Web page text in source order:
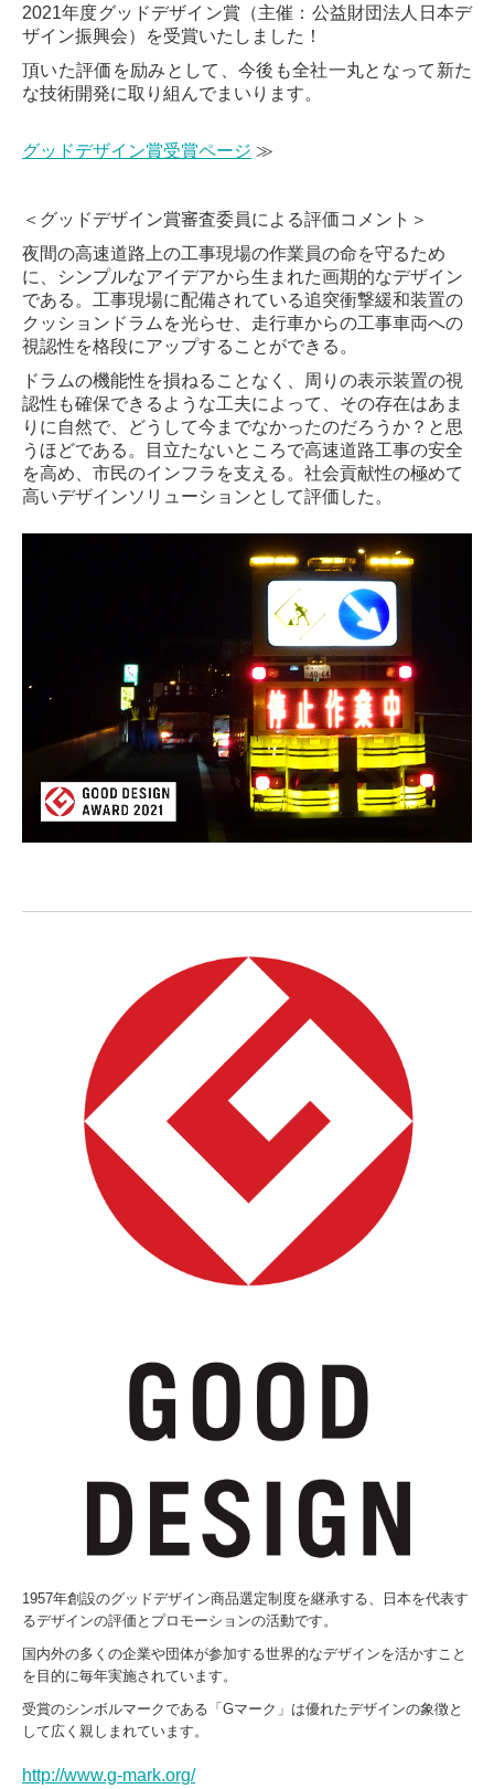
2021年度グッドデザイン賞（主催：公益財団法人日本デ
ザイン振興会）を受賞いたしました！
頂いた評価を励みとして、今後も全社一丸となって新た
な技術開発に取り組んでまいります。
グッドデザイン賞受賞ページ ≫
＜グッドデザイン賞審査委員による評価コメント＞
夜間の高速道路上の工事現場の作業員の命を守るため
に、シンプルなアイデアから生まれた画期的なデザイン
である。工事現場に配備されている追突衝撃緩和装置の
クッションドラムを光らせ、走行車からの工事車両への
視認性を格段にアップすることができる。
ドラムの機能性を損ねることなく、周りの表示装置の視
認性も確保できるような工夫によって、その存在はあま
りに自然で、どうして今までなかったのだろうか？と思
うほどである。目立たないところで高速道路工事の安全
を高め、市民のインフラを支える。社会貢献性の極めて
高いデザインソリューションとして評価した。
1957年創設のグッドデザイン商品選定制度を継承する、日本を代表す
るデザインの評価とプロモーションの活動です。
国内外の多くの企業や団体が参加する世界的なデザインを活かすこと
を目的に毎年実施されています。
受賞のシンボルマークである「Gマーク」は優れたデザインの象徴と
して広く親しまれています。
http://www.g-mark.org/